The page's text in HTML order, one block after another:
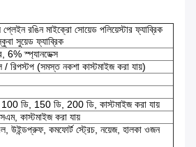
প্লেইন রঙিন মাইক্রো সোয়েড পলিয়েস্টার ফ্যাব্রিক
সুয়েড ফ্যাব্রিক
6% স্প্যানডেক্স
/ রিপস্টপ (সমস্ত নকশা কাস্টমাইজ করা যায়)
ডি, 150 ডি, 200 ডি, কাস্টমাইজ করা যায়
কাস্টমাইজ করা যায়
উইন্ডপ্রুফ, কমফোর্ট স্ট্রেচ, নয়েজ, হালকা ওজন